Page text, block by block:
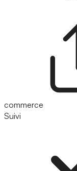
commerce
Suivi